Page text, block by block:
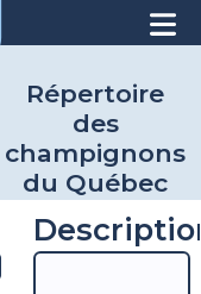
Répertoire
des
champignons
du Québec